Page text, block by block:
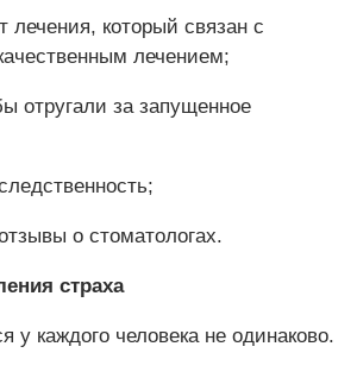
лечения, который связан с
лечением;
отругали за запущенное
о стоматологах.
страха
у каждого человека не одинаково.